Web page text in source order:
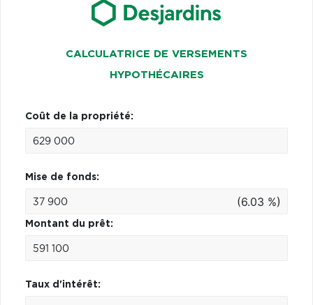
CALCULATRICE DE VERSEMENTS
HYPOTHÉCAIRES
Coût de la propriété:
Mise de fonds:
(6.03 %)
Montant du prêt:
Taux d'intérêt: